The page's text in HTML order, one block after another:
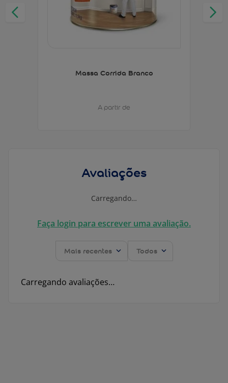
Massa Corrida Branco
A partir de
Avaliações
Carregando…
Faça login para escrever uma avaliação.
Mais recentes Todos
Carregando avaliações…